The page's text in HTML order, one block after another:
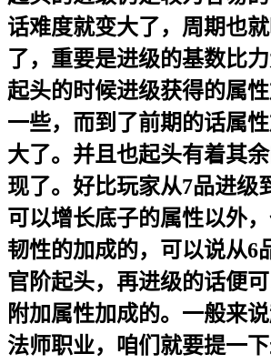
话难度就变大了，周期也
了，重要是进级的基数比
起头的时候进级获得的属
一些，而到了前期的话属
大了。并且也起头有着其
现了。好比玩家从7品进级
可以增长底子的属性以外
韧性的加成的，可以说从6
官阶起头，再进级的话便
附加属性加成的。一般来
法师职业，咱们就要提一